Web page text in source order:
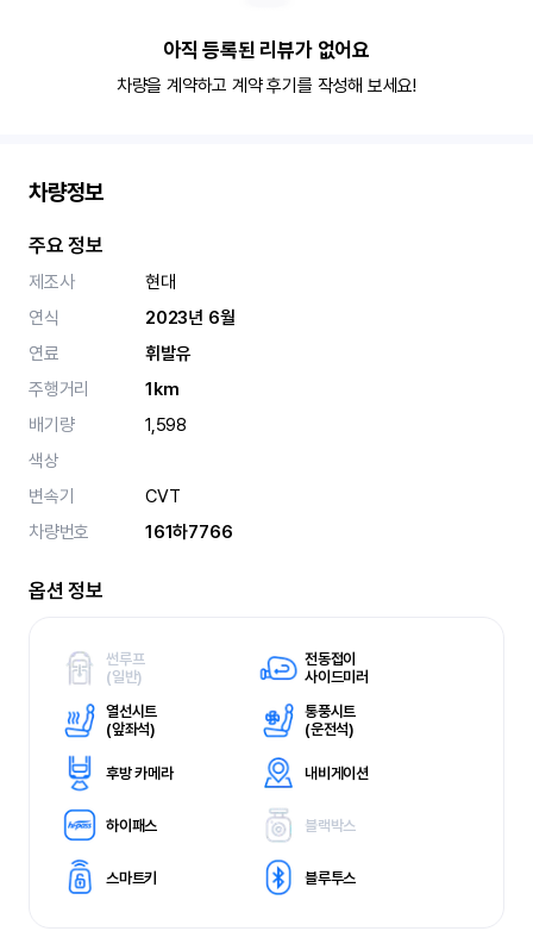
아직 등록된 리뷰가 없어요
차량을 계약하고 계약 후기를 작성해 보세요!
차량정보
주요 정보
제조사
현대
연식
2023년 6월
연료
휘발유
주행거리
1km
배기량
1,598
색상
변속기
CVT
차량번호
161하7766
옵션 정보
썬루프
(일반)
전동접이
사이드미러
열선시트
(앞좌석)
통풍시트
(운전석)
후방 카메라 내비게이션
하이패스 블랙박스
스마트키 블루투스